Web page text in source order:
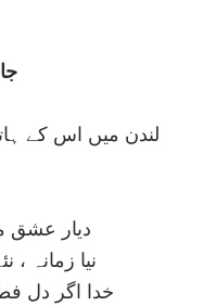
لندن ميں اس کے
ديار عشق
نيا زمانہ ،
خدا اگر دل